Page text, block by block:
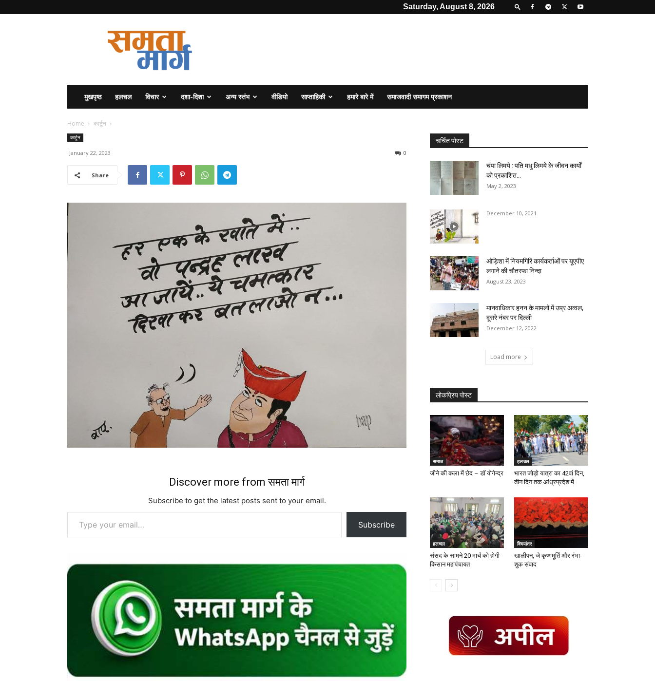
Saturday, August 8, 2026
मुखपृष्ठ हलचल विचार दशा-दिशा अन्य स्तंभ वीडियो साप्ताहिकी हमारे बारे में समाजवादी समागम प्रकाशन
Home कार्टून
कार्टून
January 22, 2023 0
Share
Discover more from समता मार्ग
Subscribe to get the latest posts sent to your email.
Type your email…
Subscribe
चर्चित पोस्ट
चंपा लिमये : पति मधु लिमये के जीवन कार्यों
को प्रकाशित...
May 2, 2023
December 10, 2021
ओड़िशा में नियमगिरि कार्यकर्ताओं पर यूएपीए
लगाने की चौतरफा निन्दा
August 23, 2023
मानवाधिकार हनन के मामलों में उप्र अव्वल,
दूसरे नंबर पर दिल्ली
December 12, 2022
Load more
लोकप्रिय पोस्ट
समाज
जीने की कला में छेद – डॉ योगेन्द्र
हलचल
भारत जोड़ो यात्रा का 42वां दिन,
तीन दिन तक आंध्रप्रदेश में
हलचल
संसद के सामने 20 मार्च को होगी
किसान महापंचायत
विषयांतर
खालीपन, जे कृष्णमूर्ति और रंभा-
शुक संवाद